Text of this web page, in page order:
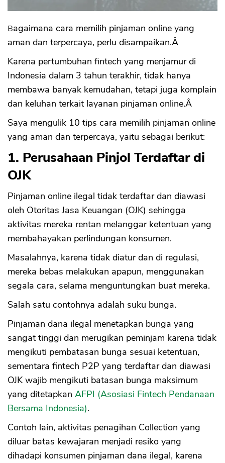
Bagaimana cara memilih pinjaman online yang
aman dan terpercaya, perlu disampaikan.Â
Karena pertumbuhan fintech yang menjamur di
Indonesia dalam 3 tahun terakhir, tidak hanya
membawa banyak kemudahan, tetapi juga komplain
dan keluhan terkait layanan pinjaman online.Â
Saya mengulik 10 tips cara memilih pinjaman online
yang aman dan terpercaya, yaitu sebagai berikut:
1. Perusahaan Pinjol Terdaftar di
OJK
Pinjaman online ilegal tidak terdaftar dan diawasi
oleh Otoritas Jasa Keuangan (OJK) sehingga
aktivitas mereka rentan melanggar ketentuan yang
membahayakan perlindungan konsumen.
Masalahnya, karena tidak diatur dan di regulasi,
mereka bebas melakukan apapun, menggunakan
segala cara, selama menguntungkan buat mereka.
Salah satu contohnya adalah suku bunga.
Pinjaman dana ilegal menetapkan bunga yang
sangat tinggi dan merugikan peminjam karena tidak
mengikuti pembatasan bunga sesuai ketentuan,
sementara fintech P2P yang terdaftar dan diawasi
OJK wajib mengikuti batasan bunga maksimum
yang ditetapkan AFPI (Asosiasi Fintech Pendanaan
Bersama Indonesia).
Contoh lain, aktivitas penagihan Collection yang
diluar batas kewajaran menjadi resiko yang
dihadapi konsumen pinjaman dana ilegal, karena